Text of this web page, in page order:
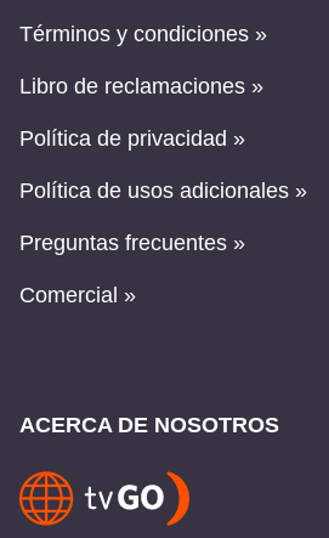
Términos y condiciones »
Libro de reclamaciones »
Política de privacidad »
Política de usos adicionales »
Preguntas frecuentes »
Comercial »
ACERCA DE NOSOTROS